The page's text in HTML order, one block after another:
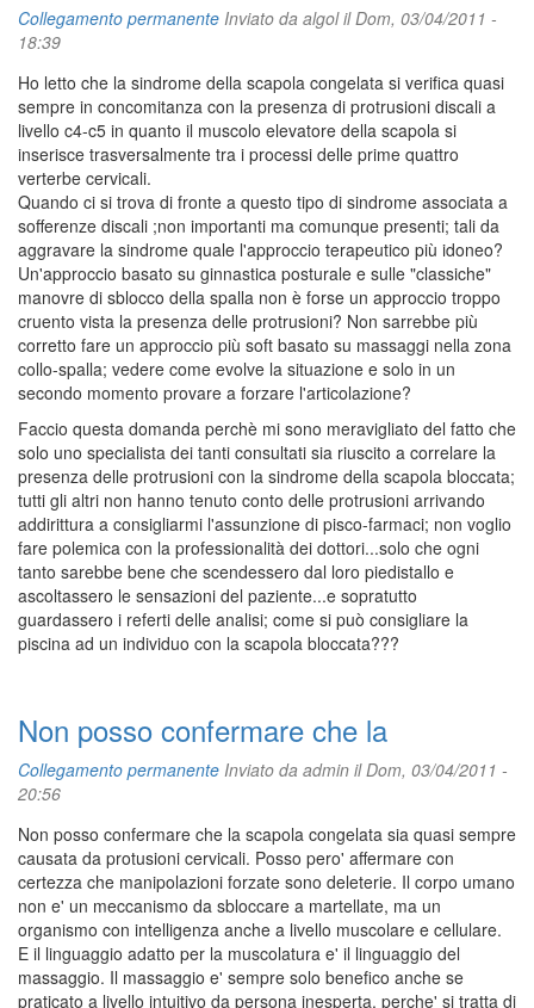
Collegamento permanente Inviato da algolil Dom, 03/04/2011 -
18:39
Ho letto che la sindrome della scapola congelata si verifica quasi
sempre in concomitanza con la presenza di protrusioni discali a
livello c4-c5 in quanto il muscolo elevatore della scapola si
inserisce trasversalmente tra i processi delle prime quattro
verterbe cervicali.
Quando ci si trova di fronte a questo tipo di sindrome associata a
sofferenze discali ;non importanti ma comunque presenti; tali da
aggravare la sindrome quale l'approccio terapeutico più idoneo?
Un'approccio basato su ginnastica posturale e sulle "classiche"
manovre di sblocco della spalla non è forse un approccio troppo
cruento vista la presenza delle protrusioni? Non sarrebbe più
corretto fare un approccio più soft basato su massaggi nella zona
collo-spalla; vedere come evolve la situazione e solo in un
secondo momento provare a forzare l'articolazione?
Faccio questa domanda perchè mi sono meravigliato del fatto che
solo uno specialista dei tanti consultati sia riuscito a correlare la
presenza delle protrusioni con la sindrome della scapola bloccata;
tutti gli altri non hanno tenuto conto delle protrusioni arrivando
addirittura a consigliarmi l'assunzione di pisco-farmaci; non voglio
fare polemica con la professionalità dei dottori...solo che ogni
tanto sarebbe bene che scendessero dal loro piedistallo e
ascoltassero le sensazioni del paziente...e sopratutto
guardassero i referti delle analisi; come si può consigliare la
piscina ad un individuo con la scapola bloccata???
Non posso confermare che la
Collegamento permanente Inviato da admin il Dom, 03/04/2011 -
20:56
Non posso confermare che la scapola congelata sia quasi sempre
causata da protusioni cervicali. Posso pero' affermare con
certezza che manipolazioni forzate sono deleterie. Il corpo umano
non e' un meccanismo da sbloccare a martellate, ma un
organismo con intelligenza anche a livello muscolare e cellulare.
E il linguaggio adatto per la muscolatura e' il linguaggio del
massaggio. Il massaggio e' sempre solo benefico anche se
praticato a livello intuitivo da persona inesperta, perche' si tratta di